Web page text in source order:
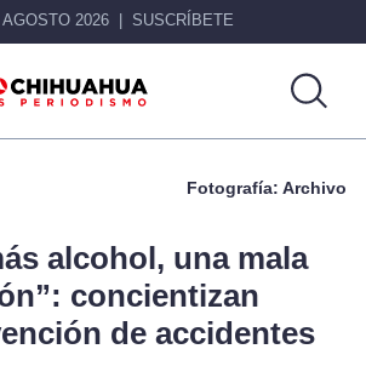
AGOSTO 2026 SUSCRÍBETE
Fotografía: Archivo
alcohol, una mala
concientizan
de accidentes